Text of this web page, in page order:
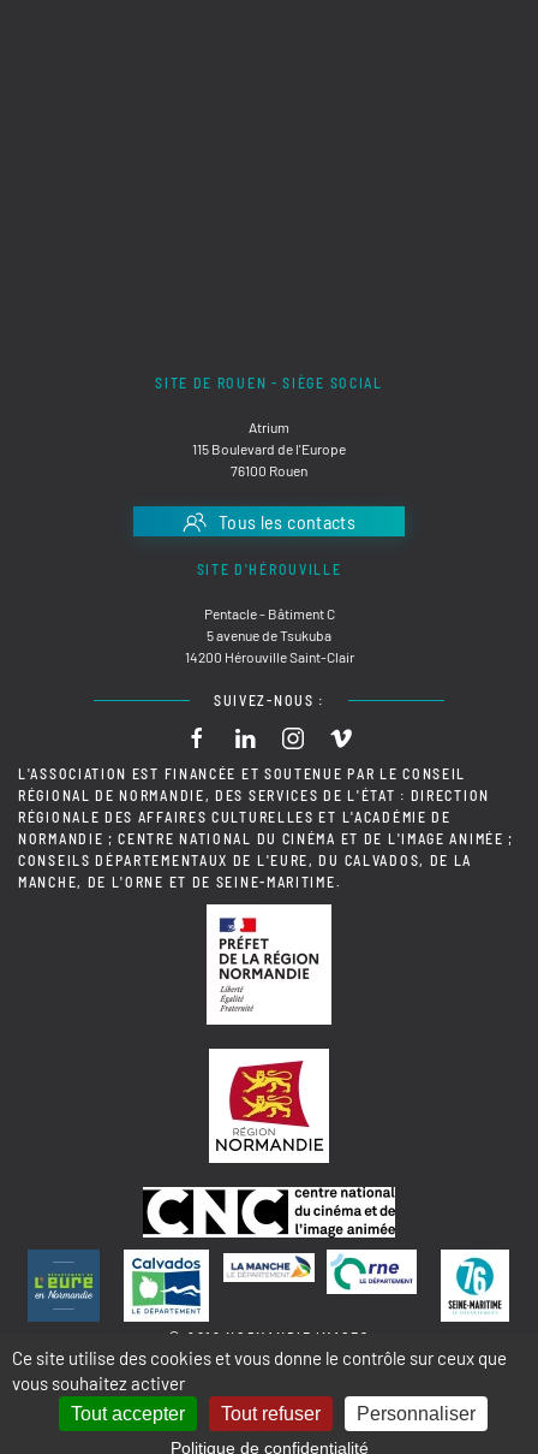
SITE DE ROUEN - SIÈGE SOCIAL
Atrium
115 Boulevard de l'Europe
76100 Rouen
Tous les contacts
SITE D'HÉROUVILLE
Pentacle - Bâtiment C
5 avenue de Tsukuba
14200 Hérouville Saint-Clair
SUIVEZ-NOUS :
L'ASSOCIATION EST FINANCÉE ET SOUTENUE PAR LE CONSEIL
RÉGIONAL DE NORMANDIE, DES SERVICES DE L'ÉTAT : DIRECTION
RÉGIONALE DES AFFAIRES CULTURELLES ET L'ACADÉMIE DE
NORMANDIE ; CENTRE NATIONAL DU CINÉMA ET DE L'IMAGE ANIMÉE ;
CONSEILS DÉPARTEMENTAUX DE L'EURE, DU CALVADOS, DE LA
MANCHE, DE L'ORNE ET DE SEINE-MARITIME.
© 2018 NORMANDIE IMAGES
MENTIONS LÉGALES - COOKIES & STATISTIQUES PLAN DU SITE
Ce site utilise des cookies et vous donne le contrôle sur ceux que
vous souhaitez activer
Tout accepter Tout refuser Personnaliser
Politique de confidentialité